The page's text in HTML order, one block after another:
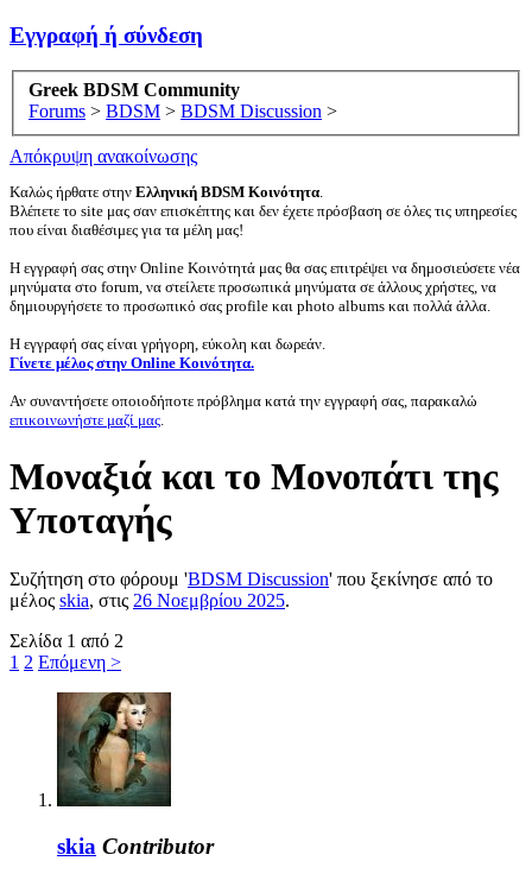
Εγγραφή ή σύνδεση
Greek BDSM Community
Forums > BDSM > BDSM Discussion >
Απόκρυψη ανακοίνωσης
Καλώς ήρθατε στην Ελληνική BDSM Κοινότητα.
Βλέπετε το site μας σαν επισκέπτης και δεν έχετε πρόσβαση σε όλες τις υπηρεσίες
που είναι διαθέσιμες για τα μέλη μας!
Η εγγραφή σας στην Online Κοινότητά μας θα σας επιτρέψει να δημοσιεύσετε νέα
μηνύματα στο forum, να στείλετε προσωπικά μηνύματα σε άλλους χρήστες, να
δημιουργήσετε το προσωπικό σας profile και photo albums και πολλά άλλα.
Η εγγραφή σας είναι γρήγορη, εύκολη και δωρεάν.
Γίνετε μέλος στην Online Κοινότητα.
Αν συναντήσετε οποιοδήποτε πρόβλημα κατά την εγγραφή σας, παρακαλώ
επικοινωνήστε μαζί μας.
Μοναξιά και το Μονοπάτι της
Υποταγής
Συζήτηση στο φόρουμ 'BDSM Discussion' που ξεκίνησε από το
μέλος skia, στις 26 Νοεμβρίου 2025.
Σελίδα 1 από 2
1 2 Επόμενη >
skia Contributor